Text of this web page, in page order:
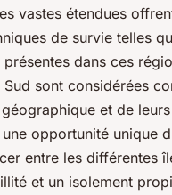
vastes étendues
de survie telles
dans ces
sont considérées
et de
opportunité unique
entre les différentes
et un isolement